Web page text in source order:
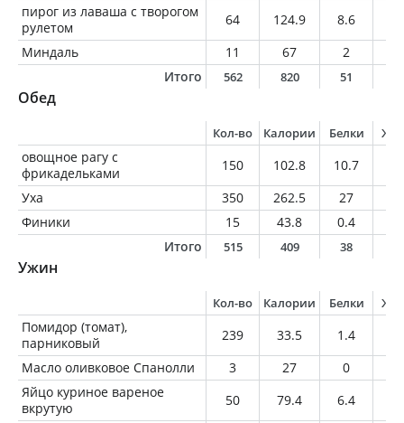
пирог из лаваша с творогом
рулетом
64 124.9 8.6
Миндаль
11 67 2
Итого
562 820 51
Обед
Кол-во Калории Белки
овощное рагу с
фрикадельками
150 102.8 10.7
Уха
350 262.5 27
Финики
15 43.8 0.4
Итого
515 409 38
Ужин
Кол-во Калории Белки
Помидор (томат),
парниковый
239 33.5 1.4
Масло оливковое Спанолли
3 27 0
Яйцо куриное вареное
вкрутую
50 79.4 6.4